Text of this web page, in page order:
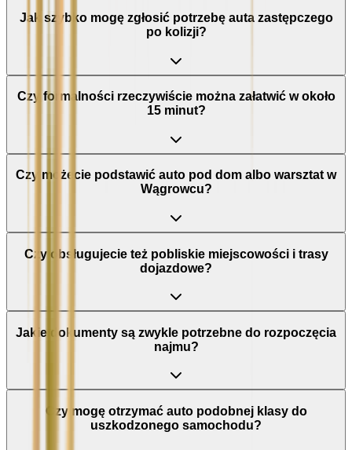
Jak szybko mogę zgłosić potrzebę auta zastępczego
po kolizji?
Czy formalności rzeczywiście można załatwić w około
15 minut?
Czy możecie podstawić auto pod dom albo warsztat w
Wągrowcu?
Czy obsługujecie też pobliskie miejscowości i trasy
dojazdowe?
Jakie dokumenty są zwykle potrzebne do rozpoczęcia
najmu?
Czy mogę otrzymać auto podobnej klasy do
uszkodzonego samochodu?